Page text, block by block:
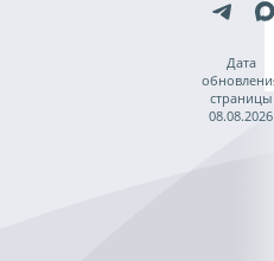
Дата
страницы
08.08.2026